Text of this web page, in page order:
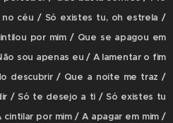
céu / Só existes tu, oh estrela /
por mim / Que se apagou em
sou apenas eu / A lamentar o fim
descubrir / Que a noite me traz /
/ Só te desejo a ti / Só existes tu
por mim / A apagar em mim /